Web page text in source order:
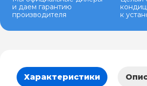
и даем гарантию
производителя
к
Характеристики